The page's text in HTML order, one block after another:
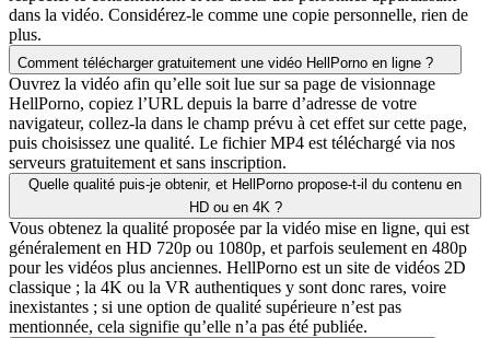
dans la vidéo. Considérez-le comme une copie personnelle, rien de
plus.
Comment télécharger gratuitement une vidéo HellPorno en ligne ?
Ouvrez la vidéo afin qu’elle soit lue sur sa page de visionnage
HellPorno, copiez l’URL depuis la barre d’adresse de votre
navigateur, collez-la dans le champ prévu à cet effet sur cette page,
puis choisissez une qualité. Le fichier MP4 est téléchargé via nos
serveurs gratuitement et sans inscription.
Quelle qualité puis-je obtenir, et HellPorno propose-t-il du contenu en
HD ou en 4K ?
Vous obtenez la qualité proposée par la vidéo mise en ligne, qui est
généralement en HD 720p ou 1080p, et parfois seulement en 480p
pour les vidéos plus anciennes. HellPorno est un site de vidéos 2D
classique ; la 4K ou la VR authentiques y sont donc rares, voire
inexistantes ; si une option de qualité supérieure n’est pas
mentionnée, cela signifie qu’elle n’a pas été publiée.